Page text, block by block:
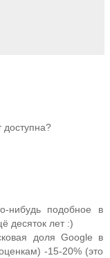
нибудь подобное в
десяток лет :)
доля Google в
-15-20% (это